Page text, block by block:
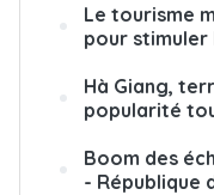
Le tourisme
pour
Hà Giang,
popularité
Boom des
- République